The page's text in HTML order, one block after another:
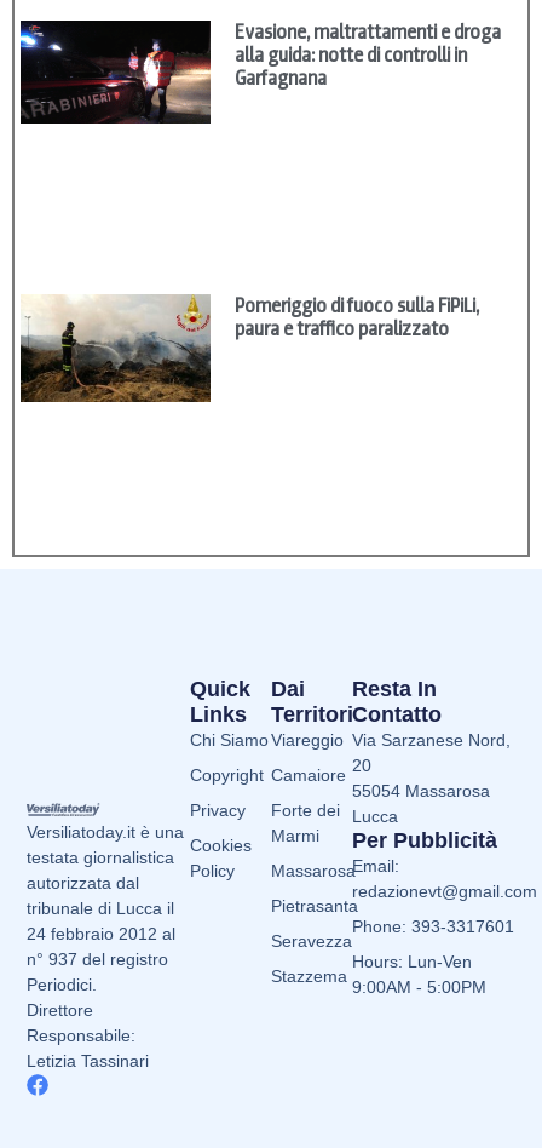
Evasione, maltrattamenti e droga
alla guida: notte di controlli in
Garfagnana
Pomeriggio di fuoco sulla FiPiLi,
paura e traffico paralizzato
Versiliatoday.it è una
testata giornalistica
autorizzata dal
tribunale di Lucca il
24 febbraio 2012 al
n° 937 del registro
Periodici.
Direttore
Responsabile:
Letizia Tassinari
Dai
Territori
Viareggio
Camaiore
Forte dei
Marmi
Massarosa
Pietrasanta
Seravezza
Stazzema
Quick
Links
Chi Siamo
Copyright
Privacy
Cookies
Policy
Resta In
Contatto
Via Sarzanese Nord,
20
55054 Massarosa
Lucca
Per Pubblicità
Email:
redazionevt@gmail.com
Phone: 393-3317601
Hours: Lun-Ven
9:00AM - 5:00PM